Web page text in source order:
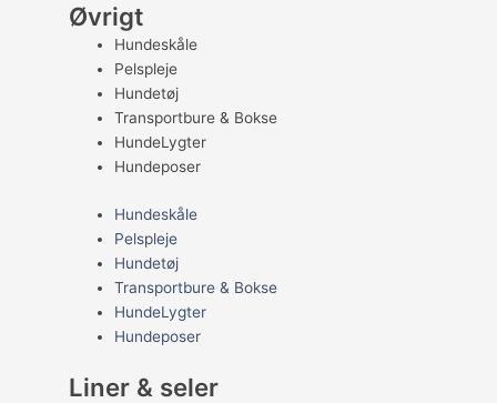
Øvrigt
Hundeskåle
Pelspleje
Hundetøj
Transportbure & Bokse
HundeLygter
Hundeposer
Hundeskåle
Pelspleje
Hundetøj
Transportbure & Bokse
HundeLygter
Hundeposer
Liner & seler